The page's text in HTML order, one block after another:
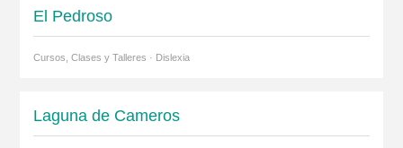
El Pedroso
Cursos, Clases y Talleres · Dislexia
Laguna de Cameros